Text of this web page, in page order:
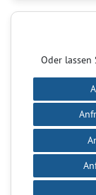
Oder lassen